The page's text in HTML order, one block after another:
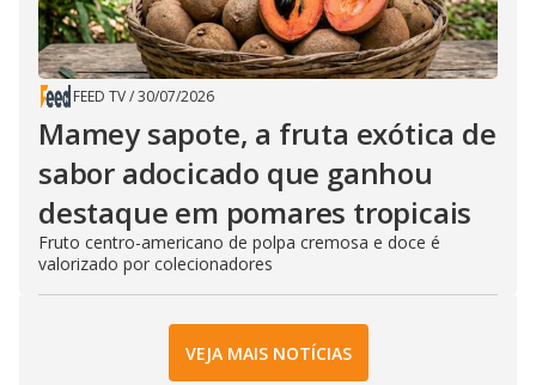
FEED TV/30/07/2026
Mamey sapote, a fruta exótica de
sabor adocicado que ganhou
destaque em pomares tropicais
Fruto centro-americano de polpa cremosa e doce é
valorizado por colecionadores
VEJA MAIS NOTÍCIAS